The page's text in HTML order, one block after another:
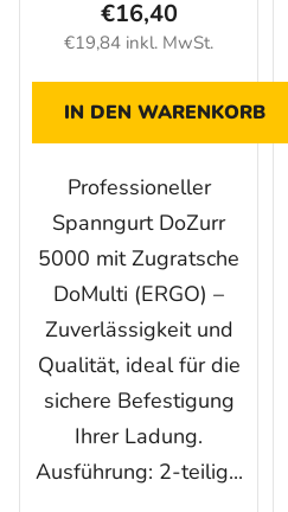
€19,84 inkl. MwSt.
€16,40
IN DEN WARENKORB
Professioneller
Spanngurt DoZurr
5000 mit Zugratsche
DoMulti (ERGO) –
Zuverlässigkeit und
Qualität, ideal für die
sichere Befestigung
Ihrer Ladung.
Ausführung: 2-teilig...